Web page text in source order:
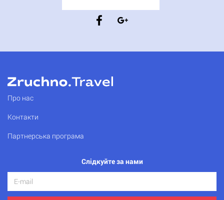
Про нас
Контакти
Партнерська програма
Слідкуйте за нами